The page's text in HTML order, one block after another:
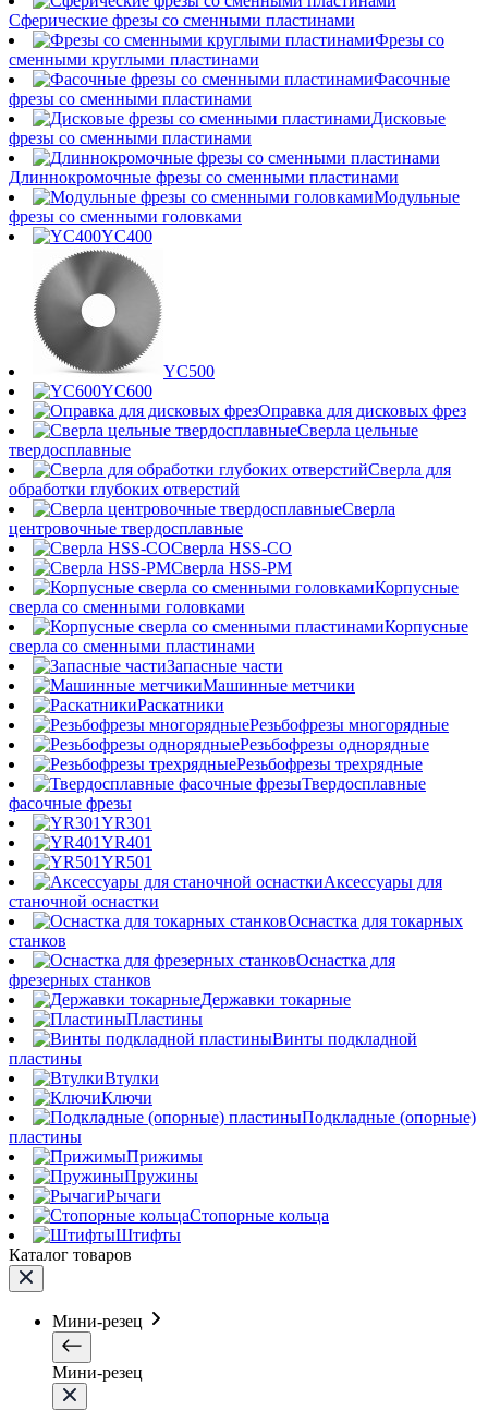
Сферические фрезы со сменными пластинами
Фрезы со
сменными круглыми пластинами
Фасочные
фрезы со сменными пластинами
Дисковые
фрезы со сменными пластинами
Длиннокромочные фрезы со сменными пластинами
Модульные
фрезы со сменными головками
YC400
YC500
YC600
Оправка для дисковых фрез
Сверла цельные
твердосплавные
Сверла для
обработки глубоких отверстий
Сверла
центровочные твердосплавные
Сверла HSS-CO
Сверла HSS-PM
Корпусные
сверла со сменными головками
Корпусные
сверла со сменными пластинами
Запасные части
Машинные метчики
Раскатники
Резьбофрезы многорядные
Резьбофрезы однорядные
Резьбофрезы трехрядные
Твердосплавные
фасочные фрезы
YR301
YR401
YR501
Аксессуары для
станочной оснастки
Оснастка для токарных
станков
Оснастка для
фрезерных станков
Державки токарные
Пластины
Винты подкладной
пластины
Втулки
Ключи
Подкладные (опорные)
пластины
Прижимы
Пружины
Рычаги
Стопорные кольца
Штифты
Каталог товаров
Мини-резец
Мини-резец